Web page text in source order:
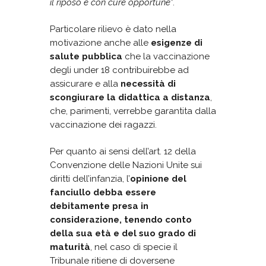
il riposo e con cure opportune”.
Particolare rilievo è dato nella
motivazione anche alle esigenze di
salute pubblica che la vaccinazione
degli under 18 contribuirebbe ad
assicurare e alla necessità di
scongiurare la didattica a distanza,
che, parimenti, verrebbe garantita dalla
vaccinazione dei ragazzi.
Per quanto ai sensi dell’art. 12 della
Convenzione delle Nazioni Unite sui
diritti dell’infanzia, l’opinione del
fanciullo debba essere
debitamente presa in
considerazione, tenendo conto
della sua età e del suo grado di
maturità, nel caso di specie il
Tribunale ritiene di doversene